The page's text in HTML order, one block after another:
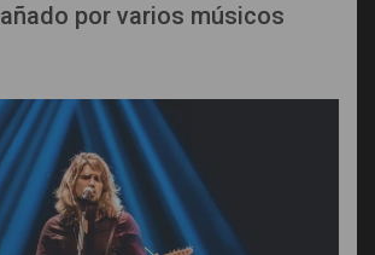
por varios músicos